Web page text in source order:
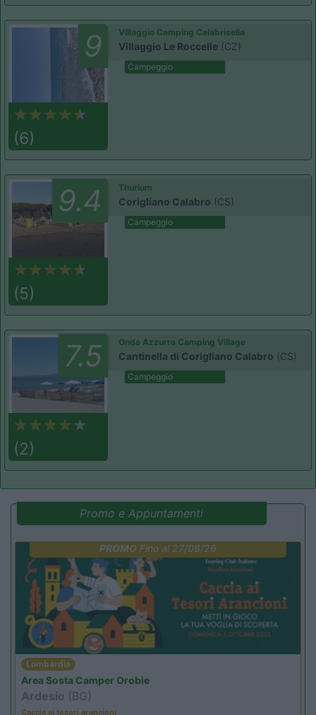
9
(6)
Villaggio Camping Calabrisella
Villaggio Le Roccelle (CZ)
Campeggio
9.4
(5)
Thurium
Corigliano Calabro (CS)
Campeggio
7.5
(2)
Onda Azzurra Camping Village
Cantinella di Corigliano Calabro (CS)
Campeggio
Promo e Appuntamenti
PROMOFino al 27/08/26
Lombardia
Area Sosta Camper Orobie
Ardesio (BG)
Caccia ai tesori arancioni